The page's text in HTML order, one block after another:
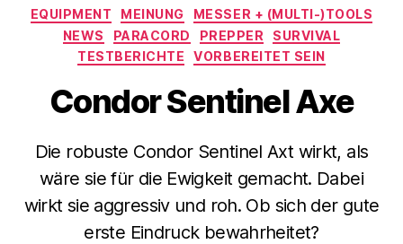
Kategorien
EQUIPMENT MEINUNG
MESSER + (MULTI-)TOOLS
NEWS
PARACORD PREPPER
SURVIVAL
TESTBERICHTE
VORBEREITET SEIN
Condor Sentinel Axe
Die robuste Condor Sentinel Axt wirkt, als
wäre sie für die Ewigkeit gemacht. Dabei
wirkt sie aggressiv und roh. Ob sich der gute
erste Eindruck bewahrheitet?